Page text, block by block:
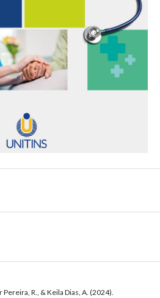
Pereira, R., & Keila Dias, A. (2024).